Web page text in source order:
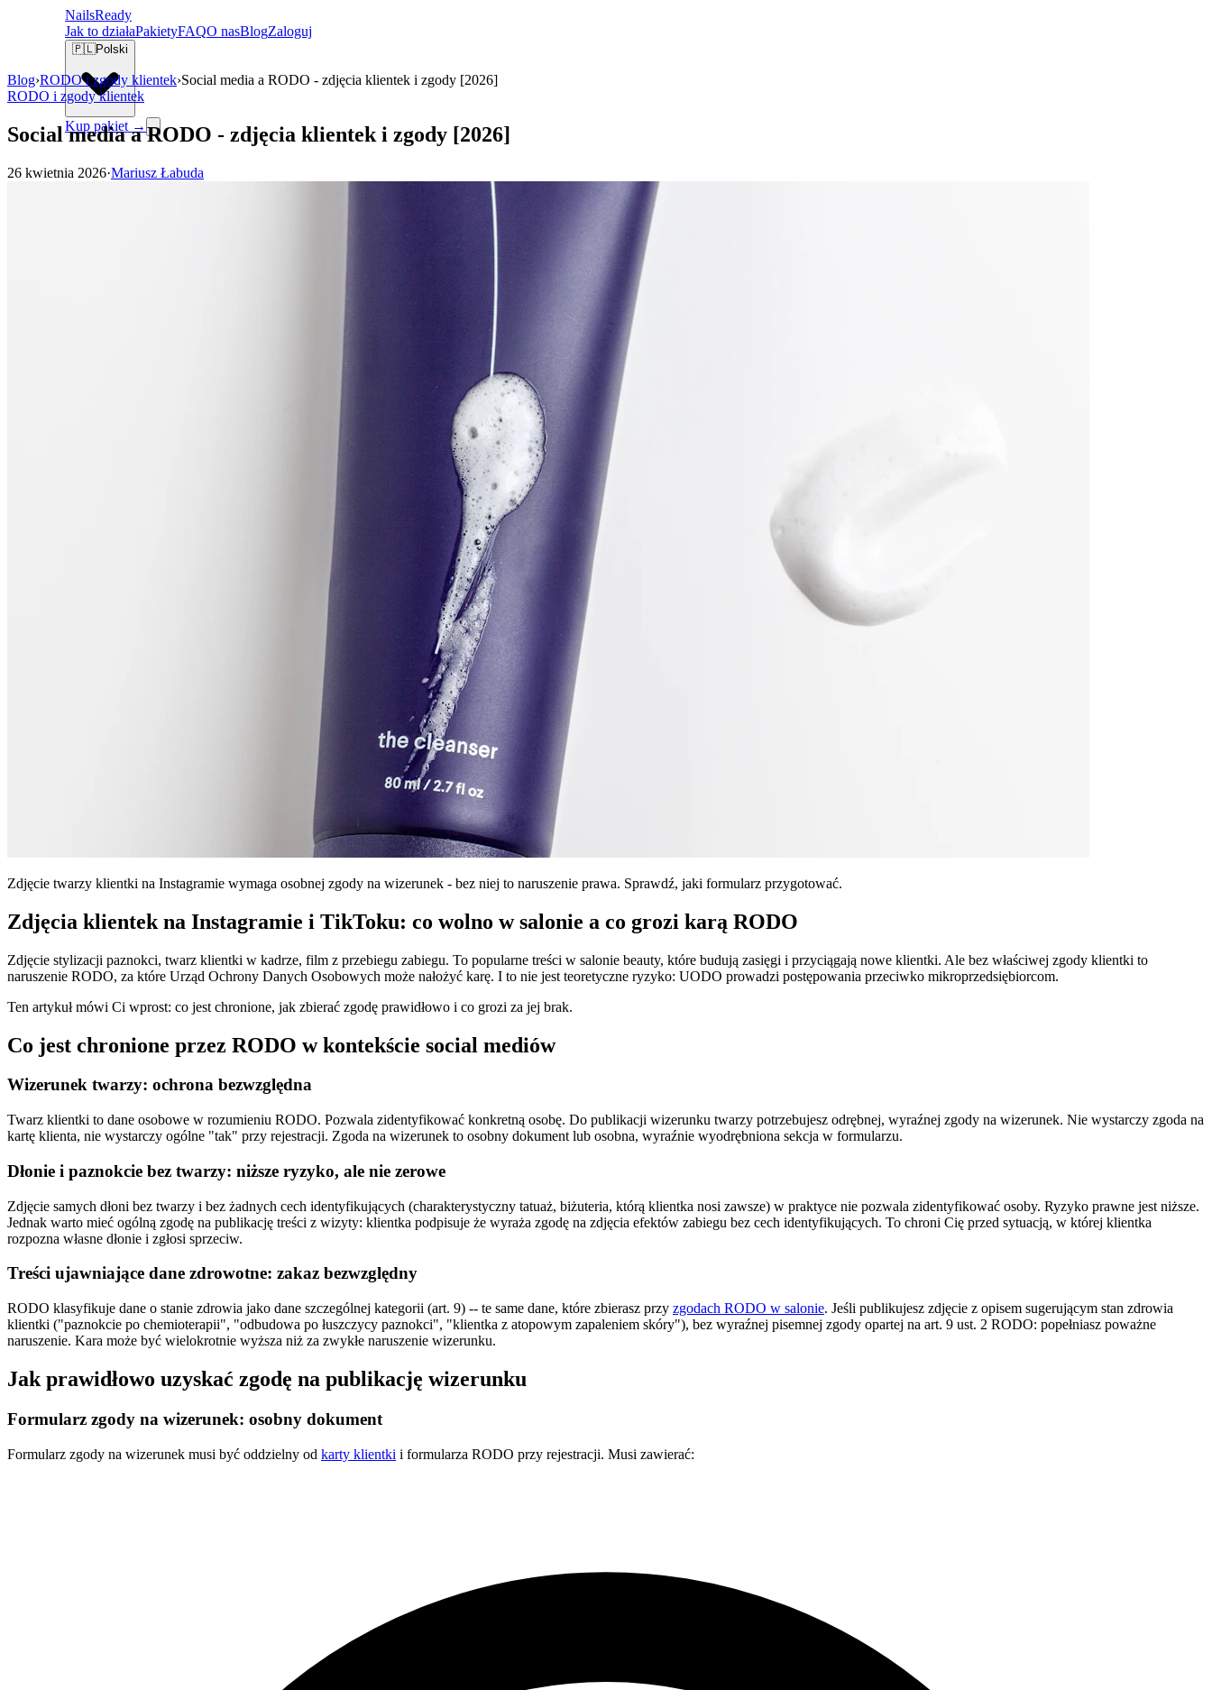
NailsReady
Jak to działaPakietyFAQO nasBlogZaloguj
🇵🇱Polski
Kup pakiet →
Blog›RODO i zgody klientek›Social media a RODO - zdjęcia klientek i zgody [2026]
RODO i zgody klientek
Social media a RODO - zdjęcia klientek i zgody [2026]
26 kwietnia 2026·Mariusz Łabuda
Zdjęcie twarzy klientki na Instagramie wymaga osobnej zgody na wizerunek - bez niej to naruszenie prawa. Sprawdź, jaki formularz przygotować.
Zdjęcia klientek na Instagramie i TikToku: co wolno w salonie a co grozi karą RODO
Zdjęcie stylizacji paznokci, twarz klientki w kadrze, film z przebiegu zabiegu. To popularne treści w salonie beauty, które budują zasięgi i przyciągają nowe klientki. Ale bez właściwej zgody klientki to
naruszenie RODO, za które Urząd Ochrony Danych Osobowych może nałożyć karę. I to nie jest teoretyczne ryzyko: UODO prowadzi postępowania przeciwko mikroprzedsiębiorcom.
Ten artykuł mówi Ci wprost: co jest chronione, jak zbierać zgodę prawidłowo i co grozi za jej brak.
Co jest chronione przez RODO w kontekście social mediów
Wizerunek twarzy: ochrona bezwzględna
Twarz klientki to dane osobowe w rozumieniu RODO. Pozwala zidentyfikować konkretną osobę. Do publikacji wizerunku twarzy potrzebujesz odrębnej, wyraźnej zgody na wizerunek. Nie wystarczy zgoda na
kartę klienta, nie wystarczy ogólne "tak" przy rejestracji. Zgoda na wizerunek to osobny dokument lub osobna, wyraźnie wyodrębniona sekcja w formularzu.
Dłonie i paznokcie bez twarzy: niższe ryzyko, ale nie zerowe
Zdjęcie samych dłoni bez twarzy i bez żadnych cech identyfikujących (charakterystyczny tatuaż, biżuteria, którą klientka nosi zawsze) w praktyce nie pozwala zidentyfikować osoby. Ryzyko prawne jest niższe.
Jednak warto mieć ogólną zgodę na publikację treści z wizyty: klientka podpisuje że wyraża zgodę na zdjęcia efektów zabiegu bez cech identyfikujących. To chroni Cię przed sytuacją, w której klientka
rozpozna własne dłonie i zgłosi sprzeciw.
Treści ujawniające dane zdrowotne: zakaz bezwzględny
RODO klasyfikuje dane o stanie zdrowia jako dane szczególnej kategorii (art. 9) -- te same dane, które zbierasz przy zgodach RODO w salonie. Jeśli publikujesz zdjęcie z opisem sugerującym stan zdrowia
klientki ("paznokcie po chemioterapii", "odbudowa po łuszczycy paznokci", "klientka z atopowym zapaleniem skóry"), bez wyraźnej pisemnej zgody opartej na art. 9 ust. 2 RODO: popełniasz poważne
naruszenie. Kara może być wielokrotnie wyższa niż za zwykłe naruszenie wizerunku.
Jak prawidłowo uzyskać zgodę na publikację wizerunku
Formularz zgody na wizerunek: osobny dokument
Formularz zgody na wizerunek musi być oddzielny od karty klientki i formularza RODO przy rejestracji. Musi zawierać: